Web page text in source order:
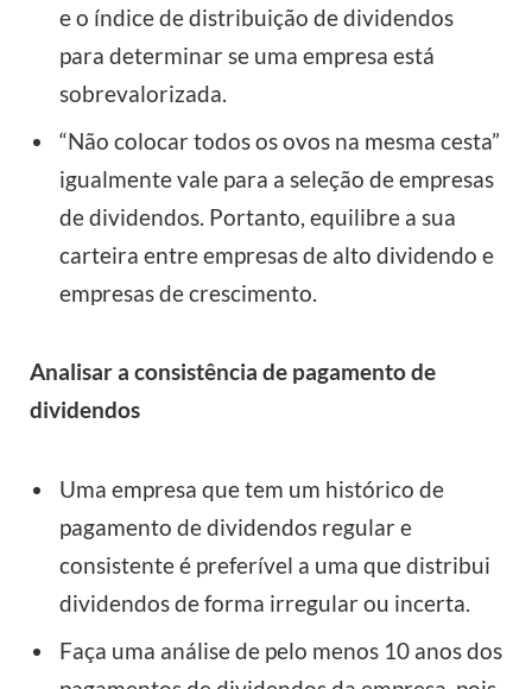
e o índice de distribuição de dividendos
para determinar se uma empresa está
sobrevalorizada.
“Não colocar todos os ovos na mesma cesta”
igualmente vale para a seleção de empresas
de dividendos. Portanto, equilibre a sua
carteira entre empresas de alto dividendo e
empresas de crescimento.
Analisar a consistência de pagamento de
dividendos
Uma empresa que tem um histórico de
pagamento de dividendos regular e
consistente é preferível a uma que distribui
dividendos de forma irregular ou incerta.
Faça uma análise de pelo menos 10 anos dos